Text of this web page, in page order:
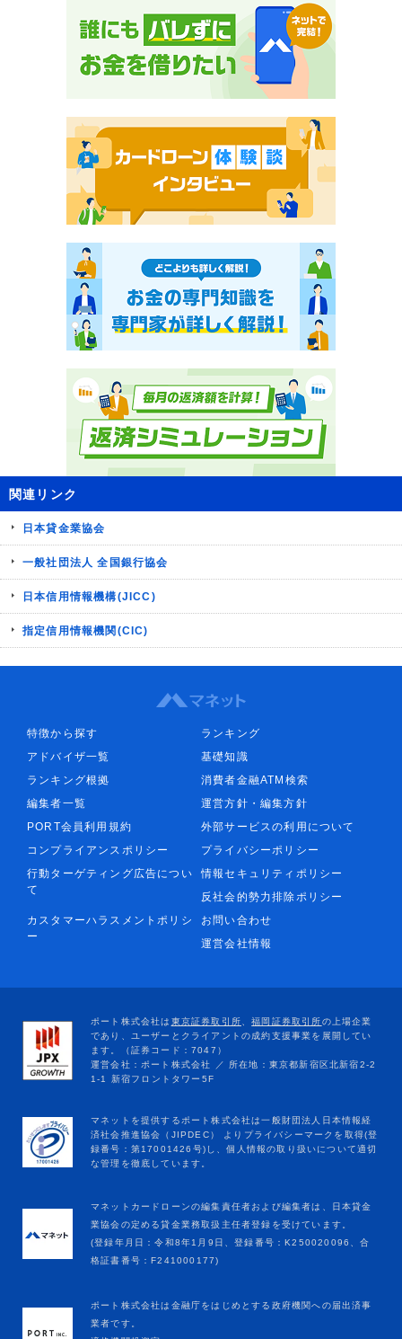
関連リンク
日本貸金業協会
一般社団法人 全国銀行協会
日本信用情報機構(JICC)
指定信用情報機関(CIC)
特徴から探す
ランキング
アドバイザ一覧
基礎知識
ランキング根拠
消費者金融ATM検索
編集者一覧
運営方針・編集方針
PORT会員利用規約
外部サービスの利用について
コンプライアンスポリシー
プライバシーポリシー
行動ターゲティング広告につい
て
情報セキュリティポリシー
反社会的勢力排除ポリシー
カスタマーハラスメントポリシ
ー
お問い合わせ
運営会社情報
マネットカードローンの編集責任者および編集者は、日本貸金
業協会の定める貸金業務取扱主任者登録を受けています。
(登録年月日：令和8年1月9日、登録番号：K250020096、合
格証書番号：F241000177)
ポート株式会社は金融庁をはじめとする政府機関への届出済事
業者です。